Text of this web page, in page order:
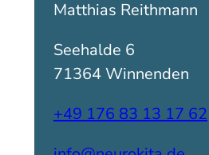
Matthias Reithmann
Seehalde 6
71364 Winnenden
+49 176 83 13 17 62